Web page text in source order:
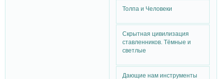
Толпа и Человеки
Скрытная цивилизация
ставленников. Тёмные и
светлые
Дающие нам инструменты